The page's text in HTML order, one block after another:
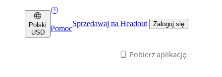
Polski
USD
Pomoc
Sprzedawaj na Headout Zaloguj się
Pobierz aplikację